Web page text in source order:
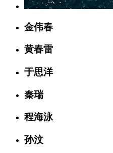
金伟春
黄春雷
于思洋
秦瑞
程海泳
孙汶